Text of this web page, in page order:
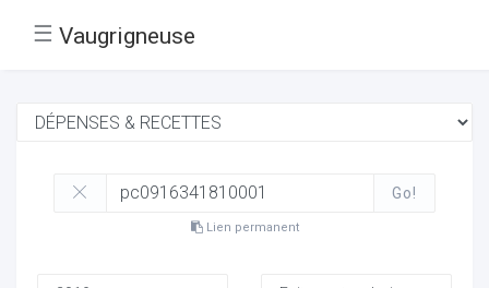
☰ Vaugrigneuse
Go!
Lien permanent